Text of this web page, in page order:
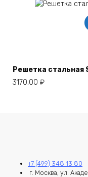
Решетка
3170,00 ₽
+7 (499) 348 13 80
г. Москва, ул.